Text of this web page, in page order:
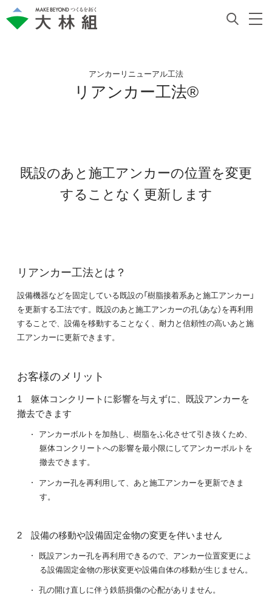
アンカーリニューアル工法
リアンカー工法®
既設のあと施工アンカーの位置を変更
することなく更新します
リアンカー工法とは？
設備機器などを固定している既設の「樹脂接着系あと施工アンカー」
を更新する工法です。既設のあと施工アンカーの孔（あな）を再利用
することで、設備を移動することなく、耐力と信頼性の高いあと施
工アンカーに更新できます。
お客様のメリット
躯体コンクリートに影響を与えずに、既設アンカーを
撤去できます
アンカーボルトを加熱し、樹脂をふ化させて引き抜くため、
躯体コンクリートへの影響を最小限にしてアンカーボルトを
撤去できます。
アンカー孔を再利用して、あと施工アンカーを更新できま
す。
設備の移動や設備固定金物の変更を伴いません
既設アンカー孔を再利用できるので、アンカー位置変更によ
る設備固定金物の形状変更や設備自体の移動が生じません。
孔の開け直しに伴う鉄筋損傷の心配がありません。